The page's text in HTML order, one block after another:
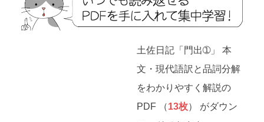
土佐日記「門出➀」 本
文・現代語訳と品詞分解
をわかりやすく解説の
PDF （13枚） がダウン